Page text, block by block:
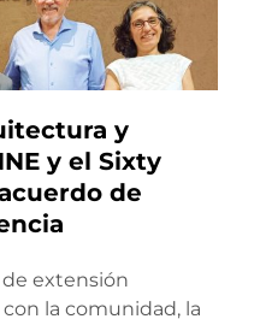
y
y el Sixty
de
extensión
la comunidad, la